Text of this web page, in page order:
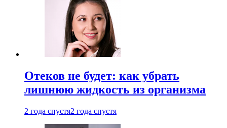
Отеков не будет: как убрать
лишнюю жидкость из организма
2 года спустя2 года спустя